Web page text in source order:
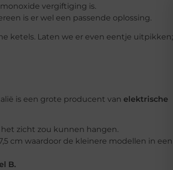
vergiftiging is.
is er wel een passende oplossing.
ketels. Laten we er even eentje uitpikken;
is een grote producent van elektrische
zicht zou kunnen hangen.
cm waardoor de kleinere modellen in een
B.